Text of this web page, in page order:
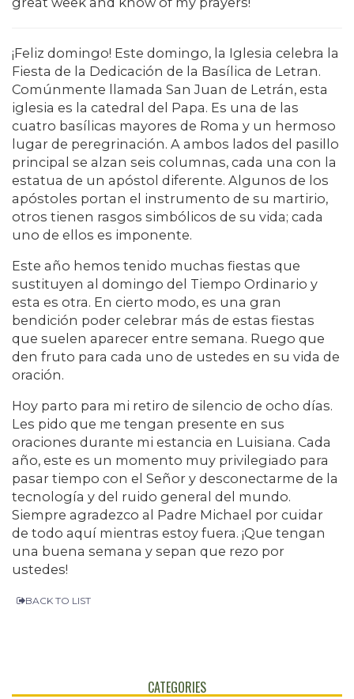
¡Feliz domingo! Este domingo, la Iglesia celebra la
Fiesta de la Dedicación de la Basílica de Letran.
Comúnmente llamada San Juan de Letrán, esta
iglesia es la catedral del Papa. Es una de las
cuatro basílicas mayores de Roma y un hermoso
lugar de peregrinación. A ambos lados del pasillo
principal se alzan seis columnas, cada una con la
estatua de un apóstol diferente. Algunos de los
apóstoles portan el instrumento de su martirio,
otros tienen rasgos simbólicos de su vida; cada
uno de ellos es imponente.
Este año hemos tenido muchas fiestas que
sustituyen al domingo del Tiempo Ordinario y
esta es otra. En cierto modo, es una gran
bendición poder celebrar más de estas fiestas
que suelen aparecer entre semana. Ruego que
den fruto para cada uno de ustedes en su vida de
oración.
Hoy parto para mi retiro de silencio de ocho días.
Les pido que me tengan presente en sus
oraciones durante mi estancia en Luisiana. Cada
año, este es un momento muy privilegiado para
pasar tiempo con el Señor y desconectarme de la
tecnología y del ruido general del mundo.
Siempre agradezco al Padre Michael por cuidar
de todo aquí mientras estoy fuera. ¡Que tengan
una buena semana y sepan que rezo por
ustedes!
BACK TO LIST
CATEGORIES